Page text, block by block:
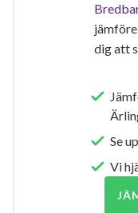
dig att
Se
Vi